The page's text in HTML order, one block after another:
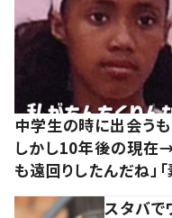
中学生の時に出会う
しかし10年後の現在
も遠回りしたんだね」
スタバで